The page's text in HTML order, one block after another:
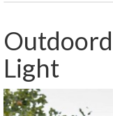
Light